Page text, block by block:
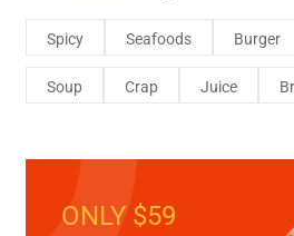
Spicy Seafoods Burger
Soup Crap Juice
ONLY $59